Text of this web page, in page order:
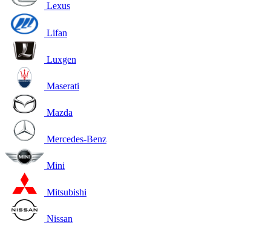
Lexus
Lifan
Luxgen
Maserati
Mazda
Mercedes-Benz
Mini
Mitsubishi
Nissan